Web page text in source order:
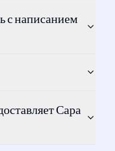
с написанием
Сара